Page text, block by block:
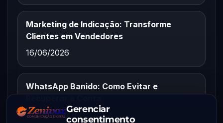
Gerenciar
consentimento
Marketing de Indicação: Transforme
Clientes em Vendedores
16/06/2026
WhatsApp Banido: Como Evitar e
15/06/2026